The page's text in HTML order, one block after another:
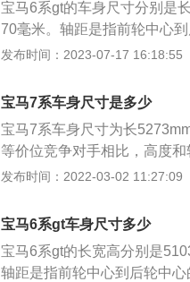
宝马6系gt的车身尺寸分别是
70毫米。轴距是指前轮中心
重要数据，轴距越长的汽车
畅，与溜背的造型呼应，保
发布时间：2023-07-17 16:18:55
宝马7系车身尺寸是多少
宝马7系车身尺寸为长
等价位竞争对手相比，高度
4和3.0TL6两款涡轮增压、
最大扭矩为400N·m，官方百
m；3.0T最大马力为340PS
工信部综合油耗为7.5L/
发布时间：2022-03-02 11:27:09
宝马6系gt车身尺寸多少
宝马6系gt的长宽高分别是
轴距是指前轮中心到后轮中